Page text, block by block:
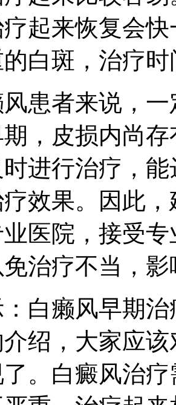
起来恢复会
的白斑，治疗
患者来说，
，皮损内尚
进行治疗，
效果。因此
医院，接受
治疗不当，
白癞风早期
绍，大家应
。白癜风治